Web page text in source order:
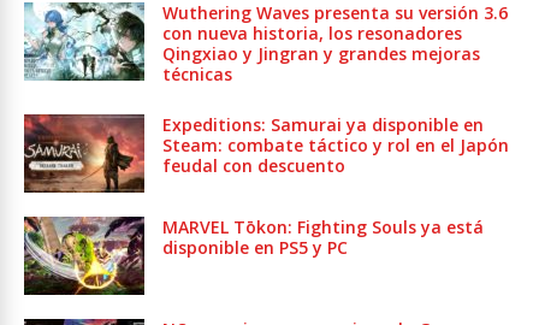
Wuthering Waves presenta su versión 3.6
con nueva historia, los resonadores
Qingxiao y Jingran y grandes mejoras
técnicas
Expeditions: Samurai ya disponible en
Steam: combate táctico y rol en el Japón
feudal con descuento
MARVEL Tōkon: Fighting Souls ya está
disponible en PS5 y PC